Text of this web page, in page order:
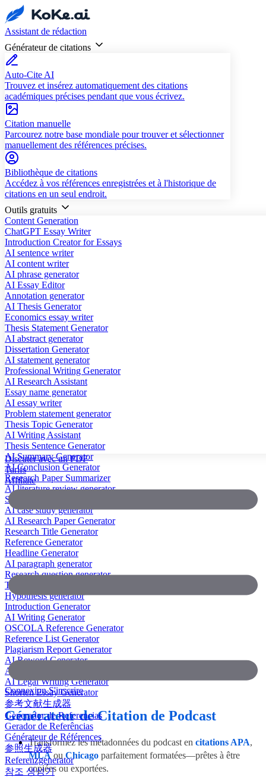
Assistant de rédaction
Générateur de citations
Auto-Cite AI
Trouvez et insérez automatiquement des citations
académiques précises pendant que vous écrivez.
Citation manuelle
Parcourez notre base mondiale pour trouver et sélectionner
manuellement des références précises.
Bibliothèque de citations
Accédez à vos références enregistrées et à l'historique de
citations en un seul endroit.
Outils gratuits
Content Generation
ChatGPT Essay Writer
Introduction Creator for Essays
AI sentence writer
AI content writer
AI phrase generator
AI Essay Editor
Annotation generator
AI Thesis Generator
Economics essay writer
Thesis Statement Generator
AI abstract generator
Dissertation Generator
AI statement generator
Professional Writing Generator
AI Research Assistant
Essay name generator
AI essay writer
Problem statement generator
Thesis Topic Generator
AI Writing Assistant
Thesis Sentence Generator
AI Summary Generator
AI Conclusion Generator
Research Paper Summarizer
AI literature review generator
Scientific Paper Summarizer
AI case study generator
AI Research Paper Generator
Research Title Generator
Reference Generator
Headline Generator
AI paragraph generator
Research question generator
Thesis paragraph generator
Hypothesis generator
Introduction Generator
AI Writing Generator
OSCOLA Reference Generator
Reference List Generator
Plagiarism Report Generator
AI Reword Generator
AI Bullet Point Generator
AI Legal Writing Generator
Shorten Essay Generator
参考文献生成器
Generador de Referencias
Gerador de Referências
Générateur de Références
参照生成器
Referenzgenerator
참조 생성기
Discuter avec un PDF
Tarifs
Affiliate
ConnexionS'inscrire
Générateur de Citation de Podcast
Transformez les métadonnées du podcast en citations APA,
MLAouChicago parfaitement formatées—prêtes à être
copiées ou exportées.